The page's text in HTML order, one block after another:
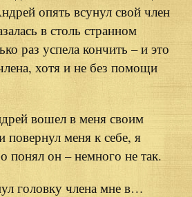
опять всунул свой член
в столь странном
раз успела кончить – и это
хотя и не без помощи
вошел в меня своим
меня к себе, я
понял он – немного не так.
головку члена мне в…